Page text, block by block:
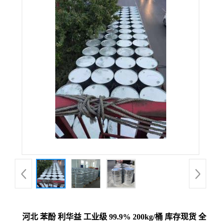
河北 苯酚 利华益 工业级 99.9% 200kg/桶 库存现货 全